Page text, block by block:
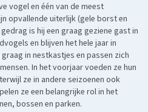
vogel en één van de meest
opvallende uiterlijk (gele borst en
is hij een graag geziene gast in
en blijven het hele jaar in
in nestkastjes en passen zich
In het voorjaar voeden ze hun
ze in andere seizoenen ook
ze een belangrijke rol in het
bossen en parken.